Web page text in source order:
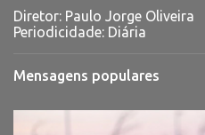
Diretor: Paulo Jorge Oliveira
Periodicidade: Diária
Mensagens populares